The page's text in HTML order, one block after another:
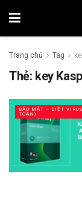
Trang chủ Tag
Thẻ: key
BẢO MẬT – DIỆT
TOÀN)